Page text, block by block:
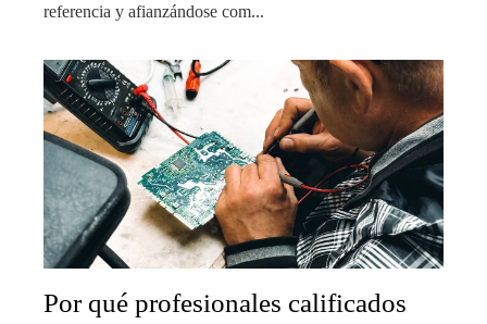
referencia y afianzándose com...
Por qué profesionales calificados